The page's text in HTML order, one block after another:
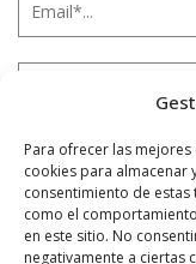
Para ofrecer las
cookies para almacenar
consentimiento de
como el
en este sitio. No
negativamente a ciertas
Notificarme vía
aprobado.